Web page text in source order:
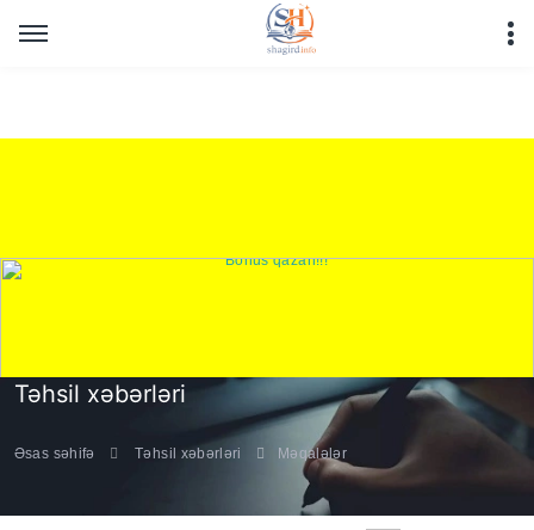
Warning
: Undefined array key "HTTP_REFERER" in
/home/shagirdinfo/public_html/articles/article_main_file.php
Təhsil xəbərləri
Əsas səhifə Təhsil xəbərləri Məqalələr